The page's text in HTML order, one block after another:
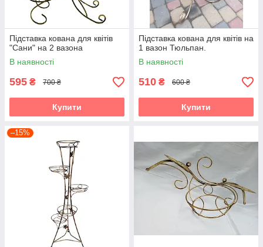
Підставка кована для квітів
"Сани" на 2 вазона
В наявності
595 ₴ 700 ₴
Купити
Підставка кована для квітів на
1 вазон Тюльпан.
В наявності
510 ₴ 600 ₴
Купити
–15%